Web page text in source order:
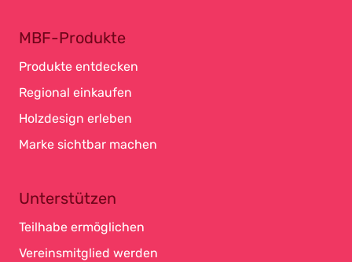
MBF-Produkte
Produkte entdecken
Regional einkaufen
Holzdesign erleben
Marke sichtbar machen
Unterstützen
Teilhabe ermöglichen
Vereinsmitglied werden